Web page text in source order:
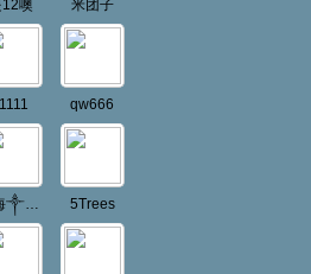
噢 米团子
qw666
༺海༒神꧁༻꧂ 5Trees